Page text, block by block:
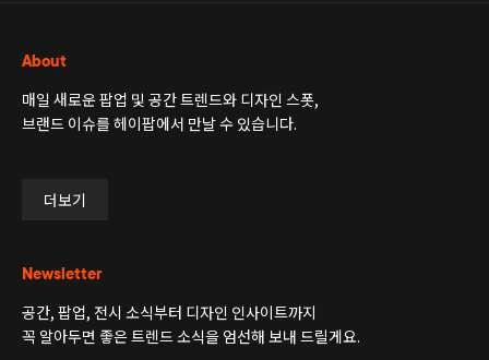
About
매일 새로운 팝업 및 공간 트렌드와 디자인 스폿,
브랜드 이슈를 헤이팝에서 만날 수 있습니다.
더보기
Newsletter
공간, 팝업, 전시 소식부터 디자인 인사이트까지
꼭 알아두면 좋은 트렌드 소식을 엄선해 보내 드릴게요.